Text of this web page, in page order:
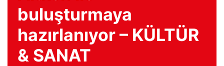
buluşturmaya
hazırlanıyor – KÜLTÜR
& SANAT